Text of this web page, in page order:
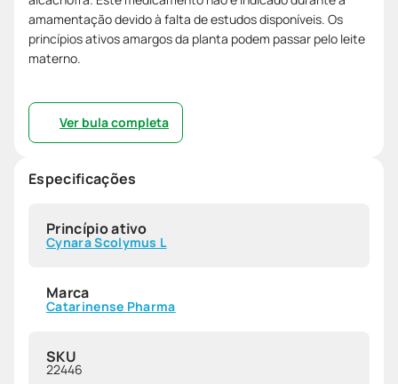
amamentação devido à falta de estudos disponíveis. Os
princípios ativos amargos da planta podem passar pelo leite
materno.
Ver bula completa
Especificações
Princípio ativo
Cynara Scolymus L
Marca
Catarinense Pharma
SKU
22446